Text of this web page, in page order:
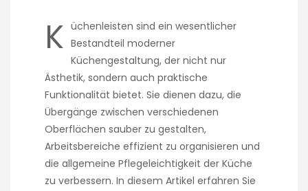
K üchenleisten sind ein wesentlicher
Bestandteil moderner
Küchengestaltung, der nicht nur
Ästhetik, sondern auch praktische
Funktionalität bietet. Sie dienen dazu, die
Übergänge zwischen verschiedenen
Oberflächen sauber zu gestalten,
Arbeitsbereiche effizient zu organisieren und
die allgemeine Pflegeleichtigkeit der Küche
zu verbessern. In diesem Artikel erfahren Sie